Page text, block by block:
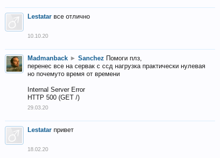
Lestatar все отлично
10.10.20
Madmanback ► Sanchez Помоги плз,
перенес все на сервак с ссд нагрузка практически нулевая
но почемуто время от времени
Internal Server Error
HTTP 500 (GET /)
29.03.20
Lestatar привет
18.02.20